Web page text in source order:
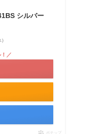
シルバー
／
ポチップ